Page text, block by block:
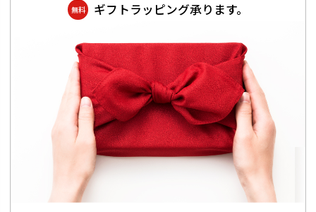
無料 ギフトラッピング承ります。